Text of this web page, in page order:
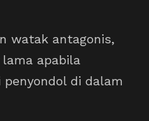
watak antagonis,
apabila
di dalam